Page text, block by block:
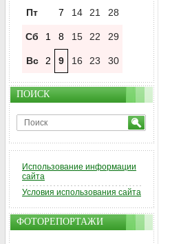
Пт 7 14 21 28
Сб 1 8 15 22 29
Вс 2 9 16 23 30
ПОИСК
Использование информации
сайта
Условия использования сайта
ФОТОРЕПОРТАЖИ